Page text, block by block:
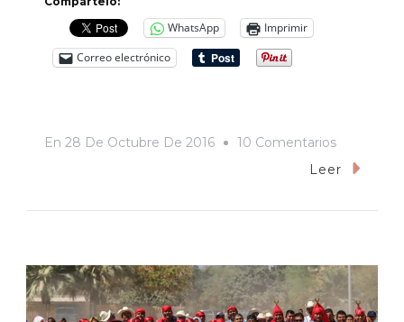
WhatsApp
Imprimir
Correo electrónico
En 28 De Octubre De 2016 10 ComentariosEn
La
La
Culpa
Leer